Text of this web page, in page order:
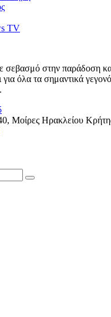
TV
σεβασμό στην παράδοση
όλα τα σημαντικά
Μοίρες Ηρακλείου